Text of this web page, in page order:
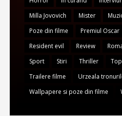
Milla Jovovich
Mister
Poze din filme
Premiul Oscar
Resident evil
Review
Sport
Stiri Thriller
Trailere filme
Urzeala
Wallpapere si poze din filme